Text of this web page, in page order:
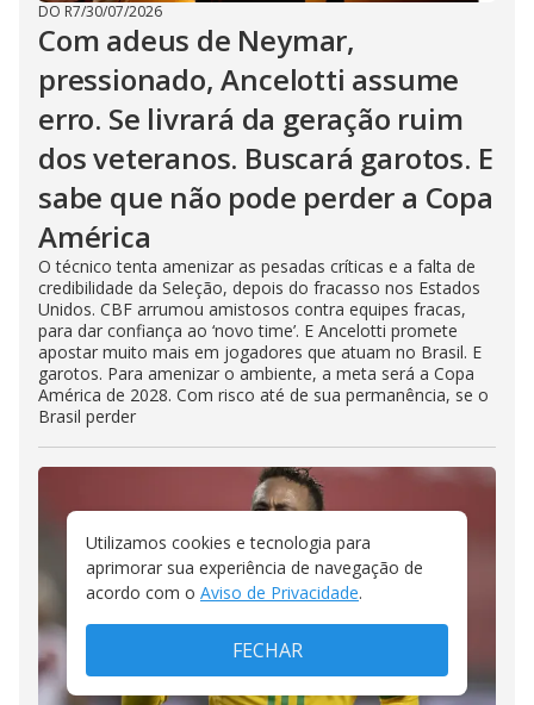
DO R7/30/07/2026
Com adeus de Neymar,
pressionado, Ancelotti assume
erro. Se livrará da geração ruim
dos veteranos. Buscará garotos. E
sabe que não pode perder a Copa
América
O técnico tenta amenizar as pesadas críticas e a falta de
credibilidade da Seleção, depois do fracasso nos Estados
Unidos. CBF arrumou amistosos contra equipes fracas,
para dar confiança ao ‘novo time’. E Ancelotti promete
apostar muito mais em jogadores que atuam no Brasil. E
garotos. Para amenizar o ambiente, a meta será a Copa
América de 2028. Com risco até de sua permanência, se o
Brasil perder
Utilizamos cookies e tecnologia para
aprimorar sua experiência de navegação de
acordo com o Aviso de Privacidade.
FECHAR